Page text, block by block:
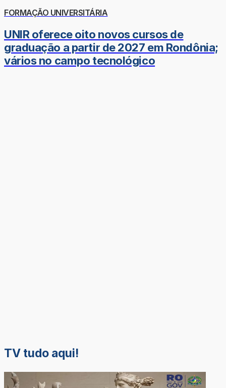
FORMAÇÃO UNIVERSITÁRIA
UNIR oferece oito novos cursos de
graduação a partir de 2027 em Rondônia;
vários no campo tecnológico
TV tudo aqui!